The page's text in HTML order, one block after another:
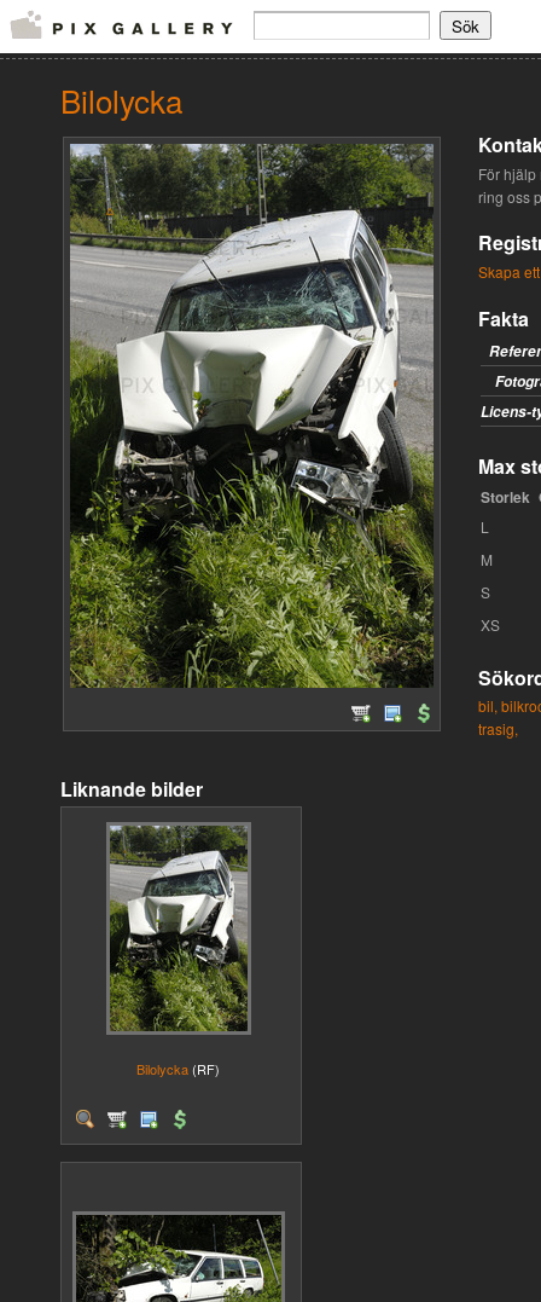
Bilolycka
För
ring oss
Skapa
Fakta
Licens-
Max
Storlek
L
M
S
XS
bil,
trasig,
Liknande bilder
Bilolycka (RF)